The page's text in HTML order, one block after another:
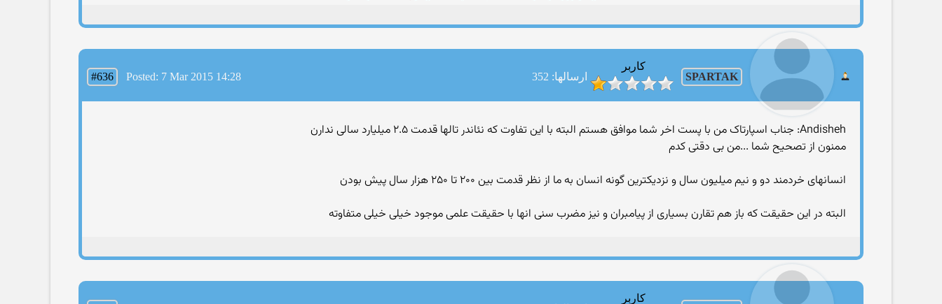
SPARTAK
کاربر
ارسالها: 352
#636 Posted: 7 Mar 2015 14:28
Andisheh: جناب اسپارتاک من با پست اخر شما موافق هستم البته با این تفاوت که نئاندر تالها قدمت ۲.۵ میلیارد سالی ندارن
ممنون از تصحیح شما ...من بی دقتی کدم
انسانهای خردمند دو و نیم میلیون سال و نزدیکترین گونه انسان به ما از نظر قدمت بین ۲۰۰ تا ۲۵۰ هزار سال پیش بودن
البته در این حقیقت که باز هم تقارن بسیاری از پیامبران و نیز مضرب سنی انها با حقیقت علمی موجود خیلی خیلی متفاوته
کاربر